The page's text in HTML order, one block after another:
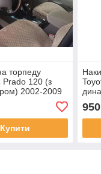
торпеду
Prado 120 (з
2002-2009
накидка на
Тойота
Купити
950